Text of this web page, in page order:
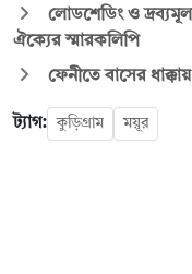
লোডশেডিং ও
ঐক্যের স্মারকলিপি
ফেনীতে বাসের
ট্যাগ: কুড়িগ্রাম ময়ূর